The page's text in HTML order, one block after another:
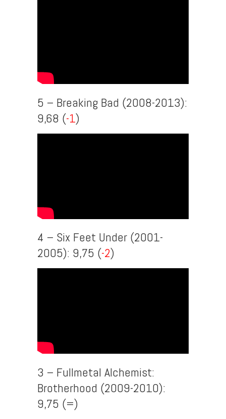
5 – Breaking Bad (2008-2013):
9,68 (-1)
4 – Six Feet Under (2001-
2005): 9,75 (-2)
3 – Fullmetal Alchemist:
Brotherhood (2009-2010):
9,75 (=)